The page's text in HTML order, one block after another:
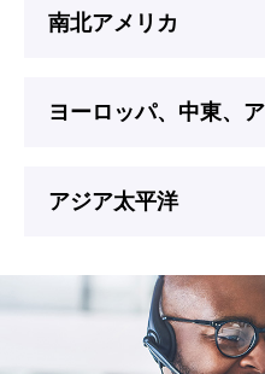
南北アメリカ
ヨーロッパ、中東、
アジア太平洋